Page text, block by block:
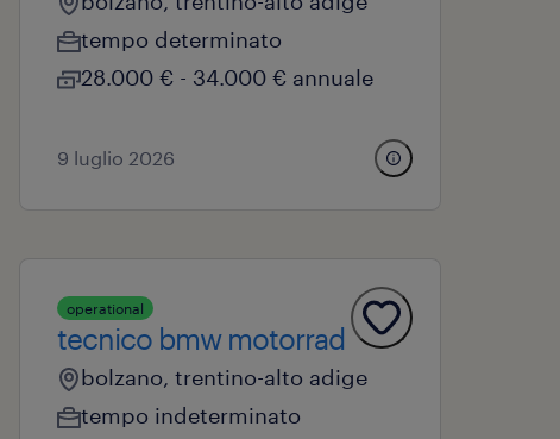
tempo determinato
28.000 € - 34.000 € annuale
9 luglio 2026
operational
tecnico bmw motorrad
bolzano, trentino-alto adige
tempo indeterminato